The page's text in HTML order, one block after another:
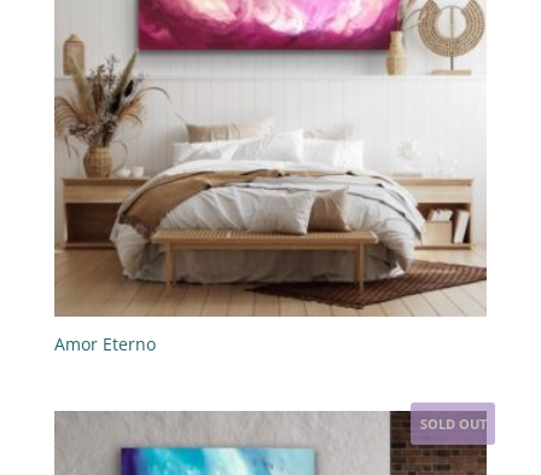
Amor Eterno
SOLD OUT